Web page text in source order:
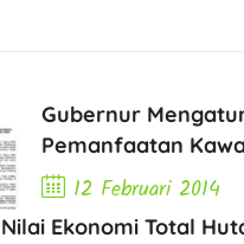
Gubernur
Pemanfaatan
dalam Kawasan
Leuser di Aceh
12 Februari 2014
Ekonomi Total